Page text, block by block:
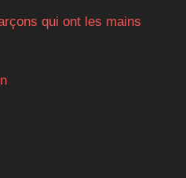
qui ont les mains